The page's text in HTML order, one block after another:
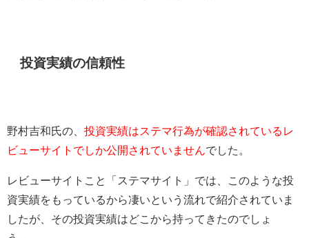
投資実績の信頼性
野村吉和氏の、 投資実績はステマ行為が確認されているレ
ビューサイトでしか公開されていません でした。
レビューサイトこと「ステマサイト」では、このような投
資実績をもっているから凄いという流れで紹介されていま
したが、その投資実績はどこから持ってきたのでしょ